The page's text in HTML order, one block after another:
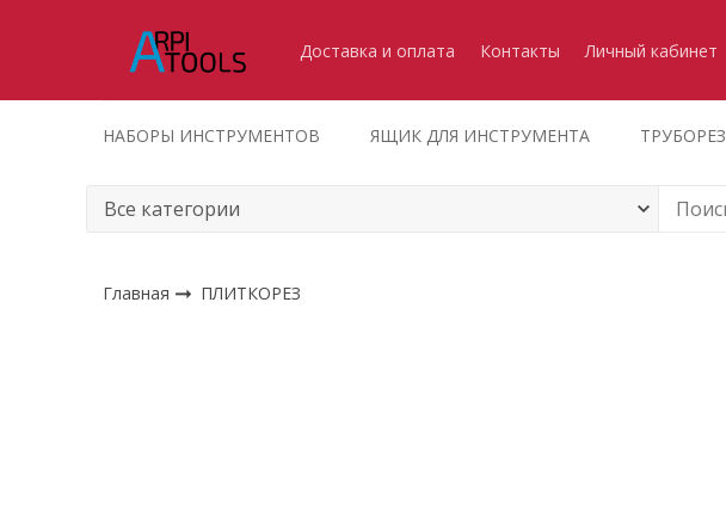
Доставка и оплата Контакты Личный кабинет
НАБОРЫ ИНСТРУМЕНТОВ ЯЩИК ДЛЯ ИНСТРУМЕНТА ТРУБОРЕЗ
Главная ПЛИТКОРЕЗ